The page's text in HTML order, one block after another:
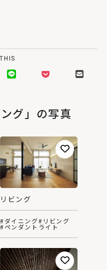
グ」の写真
リビング
#ダイニング#リビング
#ペンダントライト